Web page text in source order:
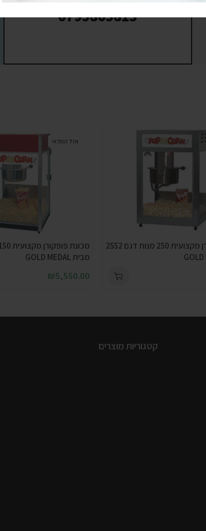
0795805813
מכונת פופקורן מקצועית 250 מנות דגם 2552
אזל המלאי
מבית GOLD MEDAL
₪5,550.00
קטגוריות מוצרים